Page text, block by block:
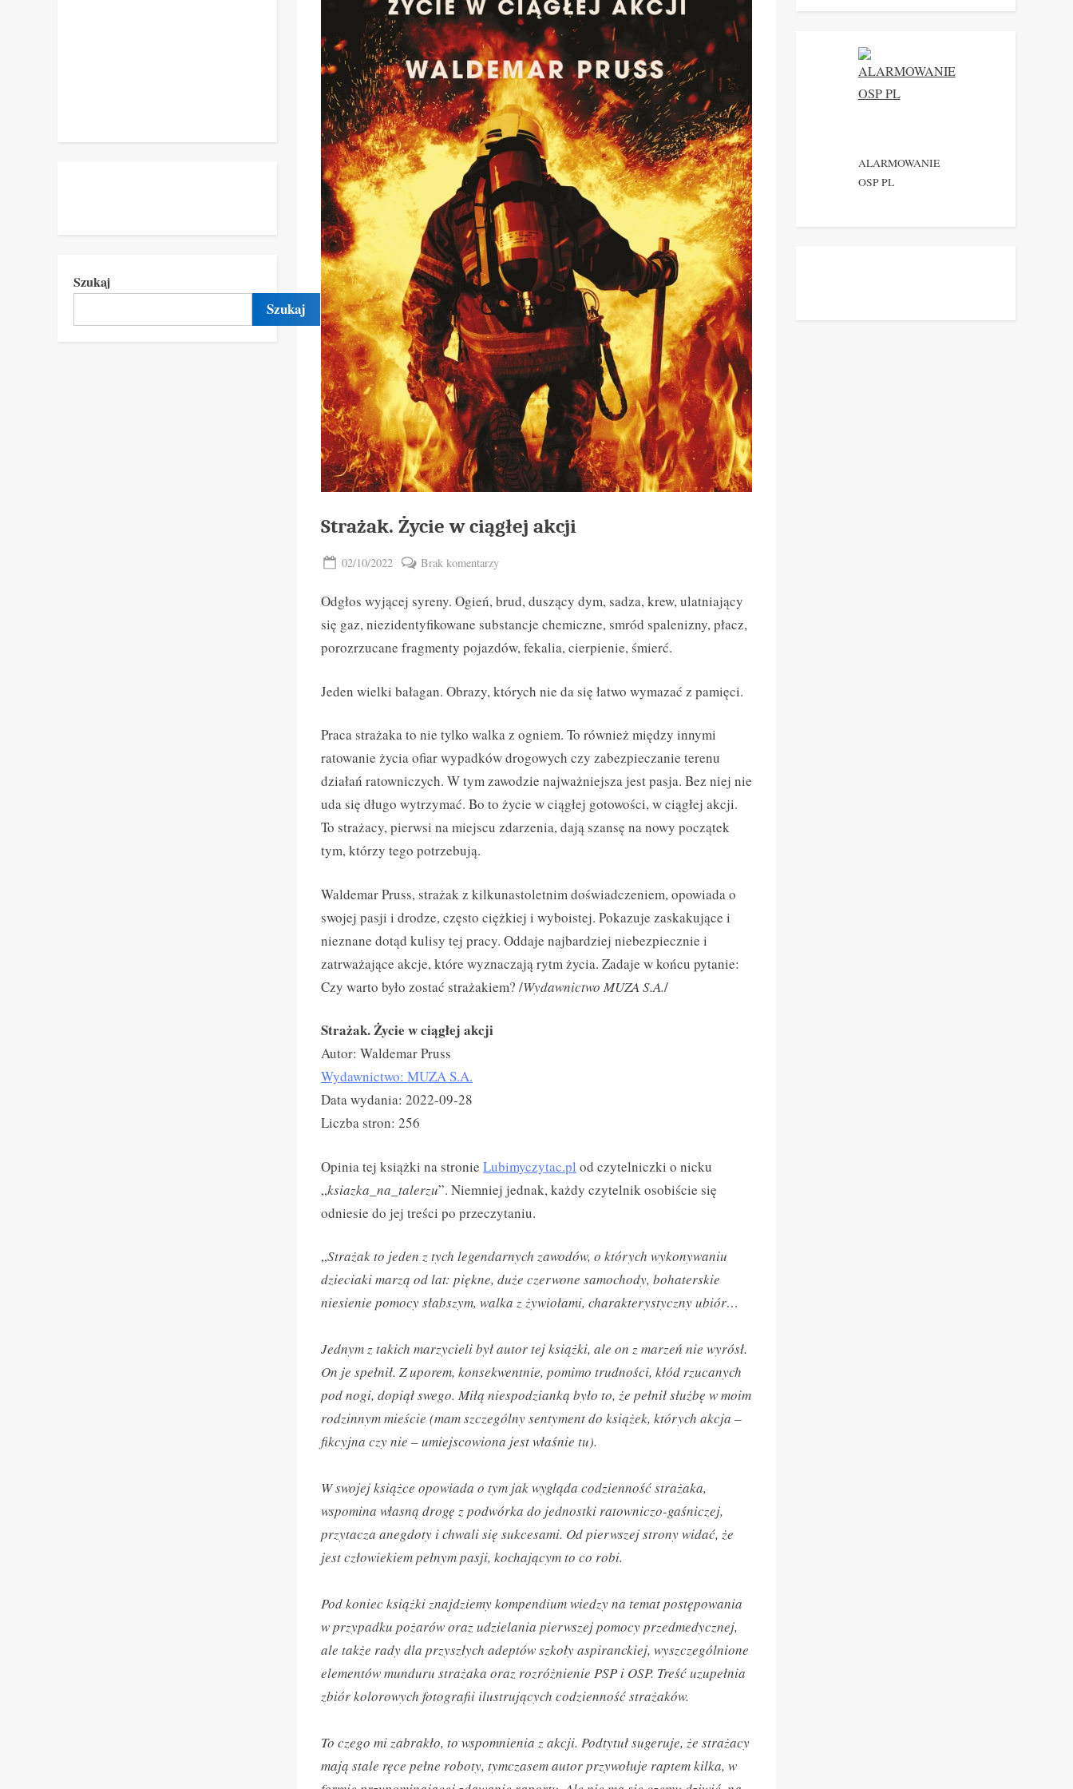
Toggle
sub-
menu
Strażak. Życie w ciągłej akcji
Posted
02/10/2022
Brak komentarzydo
Życie
w
ciągłej
Odgłos wyjącej syreny. Ogień, brud, duszący dym, sadza, krew, ulatniający
się gaz, niezidentyfikowane substancje chemiczne, smród spalenizny, płacz,
porozrzucane fragmenty pojazdów, fekalia, cierpienie, śmierć.
Jeden wielki bałagan. Obrazy, których nie da się łatwo wymazać z pamięci.
Praca strażaka to nie tylko walka z ogniem. To również między innymi
ratowanie życia ofiar wypadków drogowych czy zabezpieczanie terenu
działań ratowniczych. W tym zawodzie najważniejsza jest pasja. Bez niej nie
uda się długo wytrzymać. Bo to życie w ciągłej gotowości, w ciągłej akcji.
To strażacy, pierwsi na miejscu zdarzenia, dają szansę na nowy początek
tym, którzy tego potrzebują.
Waldemar Pruss, strażak z kilkunastoletnim doświadczeniem, opowiada o
swojej pasji i drodze, często ciężkiej i wyboistej. Pokazuje zaskakujące i
nieznane dotąd kulisy tej pracy. Oddaje najbardziej niebezpiecznie i
zatrważające akcje, które wyznaczają rytm życia. Zadaje w końcu pytanie:
Czy warto było zostać strażakiem? /Wydawnictwo MUZA S.A./
Strażak. Życie w ciągłej akcji
Autor: Waldemar Pruss
Wydawnictwo: MUZA S.A.
Data wydania: 2022-09-28
Liczba stron: 256
Opinia tej książki na stronie Lubimyczytac.pl od czytelniczki o nicku
„ksiazka_na_talerzu”. Niemniej jednak, każdy czytelnik osobiście się
odniesie do jej treści po przeczytaniu.
„Strażak to jeden z tych legendarnych zawodów, o których wykonywaniu
dzieciaki marzą od lat: piękne, duże czerwone samochody, bohaterskie
niesienie pomocy słabszym, walka z żywiołami, charakterystyczny ubiór…
Jednym z takich marzycieli był autor tej książki, ale on z marzeń nie wyrósł.
On je spełnił. Z uporem, konsekwentnie, pomimo trudności, kłód rzucanych
pod nogi, dopiął swego. Miłą niespodzianką było to, że pełnił służbę w moim
rodzinnym mieście (mam szczególny sentyment do książek, których akcja –
fikcyjna czy nie – umiejscowiona jest właśnie tu).
W swojej książce opowiada o tym jak wygląda codzienność strażaka,
wspomina własną drogę z podwórka do jednostki ratowniczo-gaśniczej,
przytacza anegdoty i chwali się sukcesami. Od pierwszej strony widać, że
jest człowiekiem pełnym pasji, kochającym to co robi.
Pod koniec książki znajdziemy kompendium wiedzy na temat postępowania
w przypadku pożarów oraz udzielania pierwszej pomocy przedmedycznej,
ale także rady dla przyszłych adeptów szkoły aspiranckiej, wyszczególnione
elementów munduru strażaka oraz rozróżnienie PSP i OSP. Treść uzupełnia
zbiór kolorowych fotografii ilustrujących codzienność strażaków.
To czego mi zabrakło, to wspomnienia z akcji. Podtytuł sugeruje, że strażacy
mają stale ręce pełne roboty, tymczasem autor przywołuje raptem kilka, w
Szukaj
Szukaj
ALARMOWANIE
OSP PL